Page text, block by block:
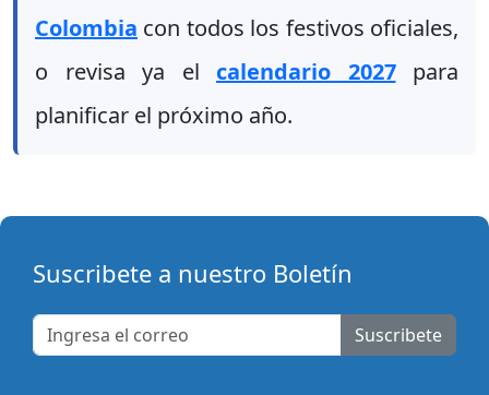
Colombia con todos los festivos oficiales,
o revisa ya el calendario 2027para
planificar el próximo año.
Suscribete a nuestro Boletín
Suscribete